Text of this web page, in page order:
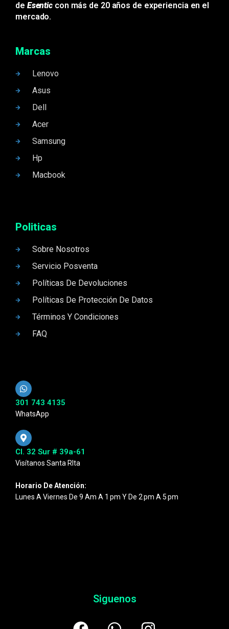
de Esentic con más de 20 años de experiencia en el
mercado.
Marcas
Lenovo
Asus
Dell
Acer
Samsung
Hp
Macbook
Politicas
Sobre Nosotros
Servicio Posventa
Políticas De Devoluciones
Políticas De Protección De Datos
Términos Y Condiciones
FAQ
301 743 4135
WhatsApp
Cl. 32 Sur # 39a-61
Visítanos Santa RIta
Horario De Atención:
Lunes A Viernes De 9 Am A 1 Pm Y De 2 Pm A 5 Pm
Siguenos